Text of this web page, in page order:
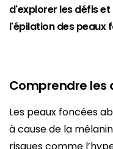
d'explorer les défis
l'épilation des peaux
Comprendre les
Les peaux foncées
à cause de la